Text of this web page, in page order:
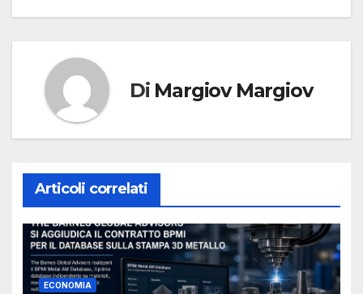
Di Margiov Margiov
Articoli correlati
ECONOMIA